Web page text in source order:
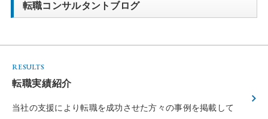
転職コンサルタントブログ
RESULTS
転職実績紹介
当社の支援により転職を成功させた方々の事例を掲載して